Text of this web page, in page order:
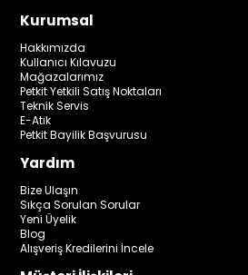
Kurumsal
Hakkımızda
Kullanıcı Kılavuzu
Mağazalarımız
Petkit Yetkili Satış Noktaları
Teknik Servis
E-Atık
Petkit Bayilik Başvurusu
Yardım
Bize Ulaşın
Sıkça Sorulan Sorular
Yeni Üyelik
Blog
Alışveriş Kredilerini İncele